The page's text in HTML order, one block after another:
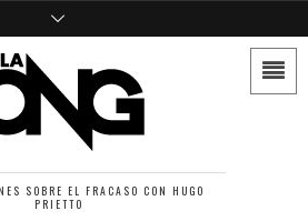
SOBRE EL FRACASO CON HUGO
PRIETTO